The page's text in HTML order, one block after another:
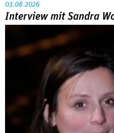
03.08.2026
Interview mit Sandra